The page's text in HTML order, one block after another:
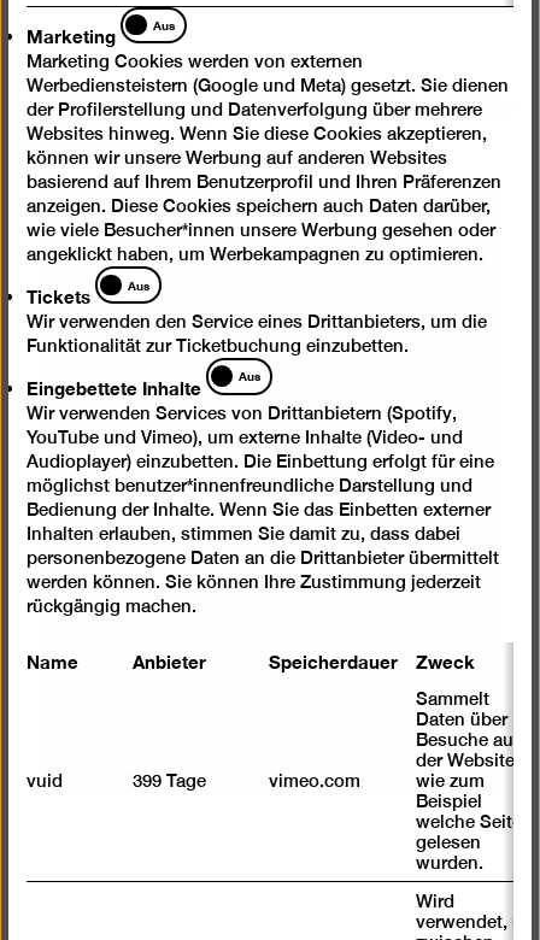
Trailer: „Mariechen Danz.
edge out“
Wir benötigen Ihre
Zustimmung, um Videos von
Vimeo zu laden
Wir verwenden einen Service von Vimeo, um
Videos einzubetten. Wenn Sie den Inhalt mit
Ihrem Auswahl-Klick anzeigen lassen,
stimmen Sie damit zu, dass dabei
personenbezogene Daten an Drittanbieter
übermittelt werden können. Sie können Ihre
Auswahl jederzeit rückgängig machen. Mehr
Informationen dazu finden Sie in unserer
Datenschutzerklärung
Marketing
Marketing
Aus
Marketing Cookies werden von externen
Werbediensteistern (Google und Meta) gesetzt. Sie dienen
der Profilerstellung und Datenverfolgung über mehrere
Websites hinweg. Wenn Sie diese Cookies akzeptieren,
können wir unsere Werbung auf anderen Websites
basierend auf Ihrem Benutzerprofil und Ihren Präferenzen
anzeigen. Diese Cookies speichern auch Daten darüber,
wie viele Besucher*innen unsere Werbung gesehen oder
angeklickt haben, um Werbekampagnen zu optimieren.
Tickets
Tickets
Aus
Wir verwenden den Service eines Drittanbieters, um die
Funktionalität zur Ticketbuchung einzubetten.
Eingebettete Inhalte
Eingebettete
Inhalte
Aus
Wir verwenden Services von Drittanbietern (Spotify,
YouTube und Vimeo), um externe Inhalte (Video- und
Audioplayer) einzubetten. Die Einbettung erfolgt für eine
möglichst benutzer*innenfreundliche Darstellung und
Bedienung der Inhalte. Wenn Sie das Einbetten externer
Inhalten erlauben, stimmen Sie damit zu, dass dabei
personenbezogene Daten an die Drittanbieter übermittelt
werden können. Sie können Ihre Zustimmung jederzeit
rückgängig machen.
Name Anbieter Speicherdauer Zweck
vuid 399 Tage vimeo.com
Sammelt
Daten über
Besuche auf
der Website,
wie zum
Beispiel
welche Seiten
gelesen
wurden.
Wird
verwendet, um